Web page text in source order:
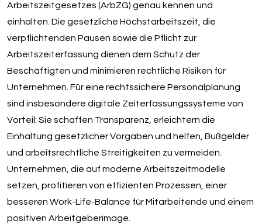
Arbeitszeitgesetzes (ArbZG) genau kennen und
einhalten. Die gesetzliche Höchstarbeitszeit, die
verpflichtenden Pausen sowie die Pflicht zur
Arbeitszeiterfassung dienen dem Schutz der
Beschäftigten und minimieren rechtliche Risiken für
Unternehmen. Für eine rechtssichere Personalplanung
sind insbesondere digitale Zeiterfassungssysteme von
Vorteil: Sie schaffen Transparenz, erleichtern die
Einhaltung gesetzlicher Vorgaben und helfen, Bußgelder
und arbeitsrechtliche Streitigkeiten zu vermeiden.
Unternehmen, die auf moderne Arbeitszeitmodelle
setzen, profitieren von effizienten Prozessen, einer
besseren Work-Life-Balance für Mitarbeitende und einem
positiven Arbeitgeberimage.